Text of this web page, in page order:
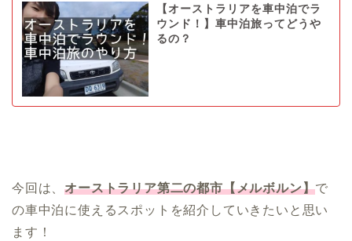
【オーストラリアを車中泊でラ
ウンド！】車中泊旅ってどうや
るの？
今回は、オーストラリア第二の都市【メルボルン】で
の車中泊に使えるスポットを紹介していきたいと思い
ます！